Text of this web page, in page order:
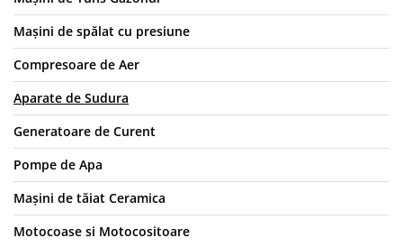
Mașini de spălat cu presiune
Compresoare de Aer
Aparate de Sudura
Generatoare de Curent
Pompe de Apa
Mașini de tăiat Ceramica
Motocoase si Motocositoare